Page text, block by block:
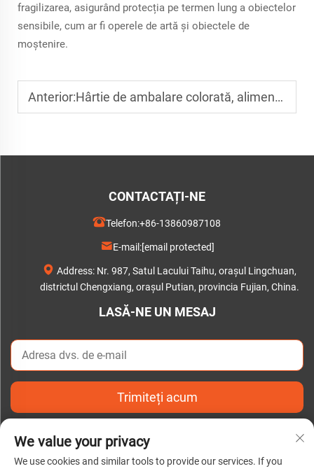
fragilizarea, asigurând protecția pe termen lung a obiectelor
sensibile, cum ar fi operele de artă și obiectele de
moștenire.
Anterior:Hârtie de ambalare colorată, alimentară, de 17 g/mp: sigură pentru ambalarea merelor, roșilor și strugurilor
CONTACTAȚI-NE
Telefon:+86-13860987108
E-mail:[email protected]
Address: Nr. 987, Satul Lacului Taihu, orașul Lingchuan,
districtul Chengxiang, orașul Putian, provincia Fujian, China.
LASĂ-NE UN MESAJ
Trimiteți acum
We value your privacy
We use cookies and similar tools to provide our services. If you